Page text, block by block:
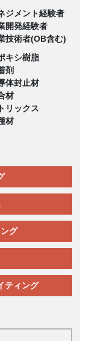
ジメント経験者
開発経験者
技術者(OB含む)
キシ樹脂
剤
体封止材
材
リックス
材
グ
ティング